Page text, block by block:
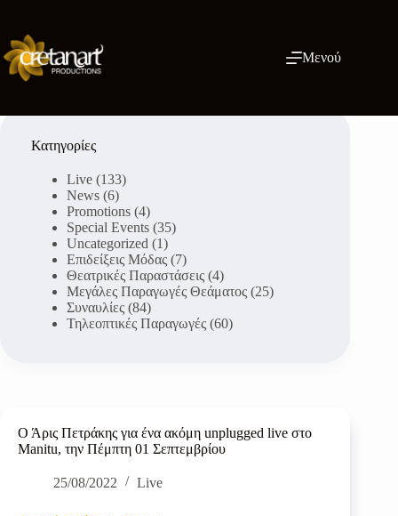
περιεχόμενο
Μενού
Ο Άρις Πετράκης για ένα ακόμη unplugged live στο
Manitu, την Πέμπτη 01 Σεπτεμβρίου
25/08/2022 Live
Κατηγορίες
Live (133)
News (6)
Promotions (4)
Special Events (35)
Uncategorized (1)
Επιδείξεις Μόδας (7)
Θεατρικές Παραστάσεις (4)
Μεγάλες Παραγωγές Θεάματος (25)
Συναυλίες (84)
Τηλεοπτικές Παραγωγές (60)